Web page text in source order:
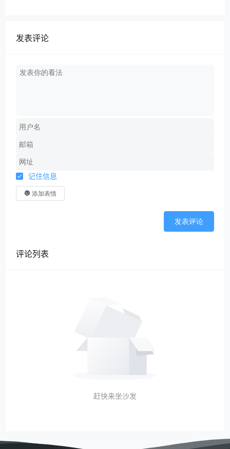
发表评论
记住信息
添加表情
发表评论
评论列表
赶快来坐沙发